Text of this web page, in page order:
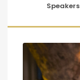
Speakers